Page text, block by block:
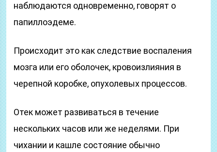
наблюдаются одновременно, говорят о
папиллоэдеме.
Происходит это как следствие воспаления
мозга или его оболочек, кровоизлияния в
черепной коробке, опухолевых процессов.
Отек может развиваться в течение
нескольких часов или же неделями. При
чихании и кашле состояние обычно